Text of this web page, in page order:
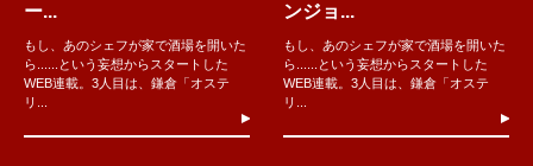
ー...
もし、あのシェフが家で酒場を開いた
ら......という妄想からスタートした
WEB連載。3人目は、鎌倉「オステ
リ...
ンジョ...
もし、あのシェフが家で酒場を開いた
ら......という妄想からスタートした
WEB連載。3人目は、鎌倉「オステ
リ...